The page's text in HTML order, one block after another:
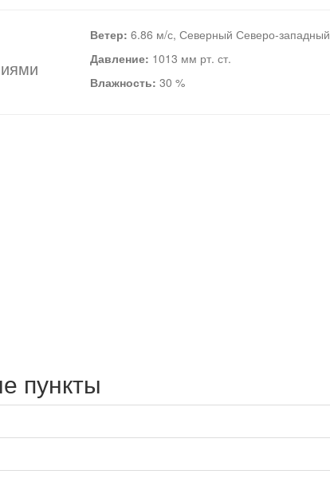
Ветер: 6.86 м/с, Северный Северо-западный
Давление: 1013 мм рт. ст.
Влажность: 30 %
пункты